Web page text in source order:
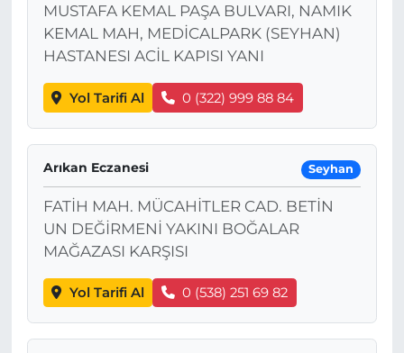
MUSTAFA KEMAL PAŞA BULVARI, NAMIK
KEMAL MAH, MEDİCALPARK (SEYHAN)
HASTANESI ACİL KAPISI YANI
Yol Tarifi Al 0 (322) 999 88 84
Arıkan Eczanesi Seyhan
FATİH MAH. MÜCAHİTLER CAD. BETİN
UN DEĞİRMENİ YAKINI BOĞALAR
MAĞAZASI KARŞISI
Yol Tarifi Al 0 (538) 251 69 82